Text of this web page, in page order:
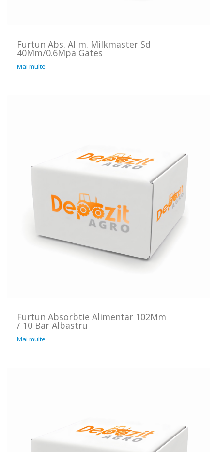
Furtun Abs. Alim. Milkmaster Sd
40Mm/0.6Mpa Gates
Mai multe
Furtun Absorbtie Alimentar 102Mm
/ 10 Bar Albastru
Mai multe